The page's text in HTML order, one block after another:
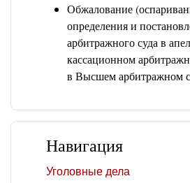
Обжалование
определения и
арбитражного суда в
кассационном
в Высшем арбитражном
Навигация
Уголовные дела